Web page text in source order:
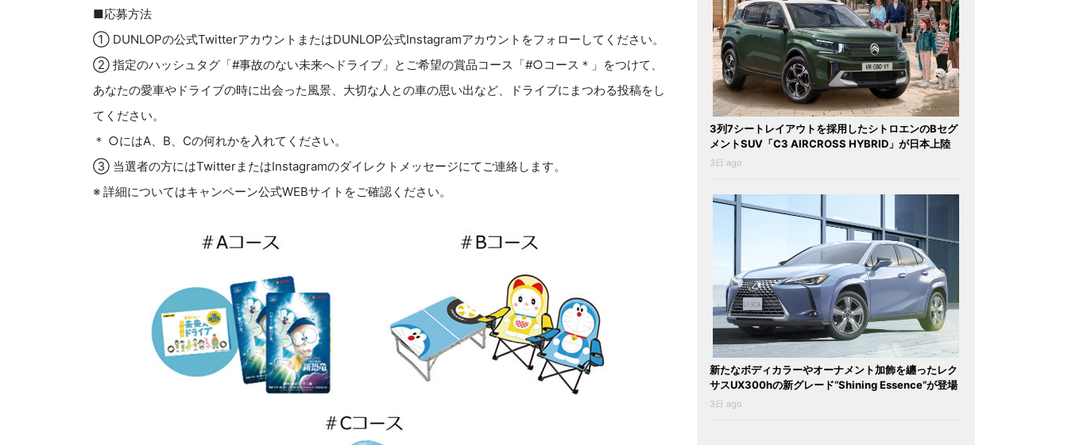
■応募方法
① DUNLOPの公式TwitterアカウントまたはDUNLOP公式Instagramアカウントをフォローしてください。
② 指定のハッシュタグ「#事故のない未来へドライブ」とご希望の賞品コース「#○コース＊」をつけて、
あなたの愛車やドライブの時に出会った風景、大切な人との車の思い出など、ドライブにまつわる投稿をし
てください。
＊ ○にはA、B、Cの何れかを入れてください。
③ 当選者の方にはTwitterまたはInstagramのダイレクトメッセージにてご連絡します。
※ 詳細についてはキャンペーン公式WEBサイトをご確認ください。
3列7シートレイアウトを採用したシトロエンのBセグ
メントSUV「C3 AIRCROSS HYBRID」が日本上陸
3日 ago
新たなボディカラーやオーナメント加飾を纏ったレク
サスUX300hの新グレード“Shining Essence”が登場
3日 ago